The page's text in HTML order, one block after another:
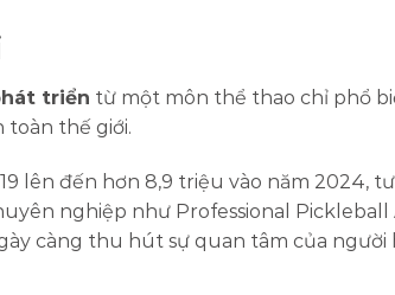
triển từ một môn thể thao chỉ phổ
toàn thế giới.
lên đến hơn 8,9 triệu vào năm 2024,
nghiệp như Professional Pickleball
càng thu hút sự quan tâm của người